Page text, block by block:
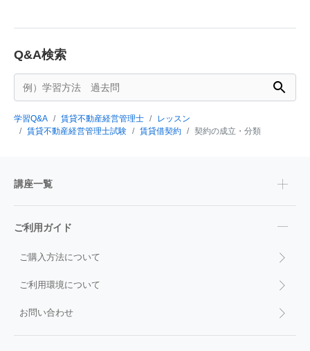
Q&A検索
学習Q&A 賃貸不動産経営管理士
レッスン
賃貸不動産経営管理士試験
賃貸借契約 契約の成立・分類
講座一覧
ご利用ガイド
ご購入方法について
ご利用環境について
お問い合わせ